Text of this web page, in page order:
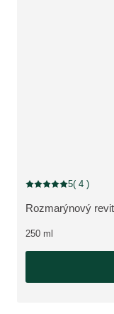
ZOBRAZIT
Rozmarýnový
Aktuální hodnocení:
5( 4 )
250 ml